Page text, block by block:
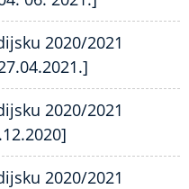
2020/2021
2020/2021
2020/2021